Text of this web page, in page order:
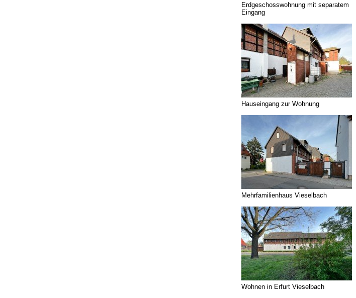
Erdgeschosswohnung mit separatem
Eingang
Hauseingang zur Wohnung
Mehrfamilienhaus Vieselbach
Wohnen in Erfurt Vieselbach